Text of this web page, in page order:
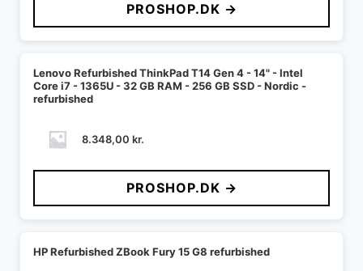
PROSHOP.DK →
Lenovo Refurbished ThinkPad T14 Gen 4 - 14" - Intel
Core i7 - 1365U - 32 GB RAM - 256 GB SSD - Nordic -
refurbished
8.348,00 kr.
PROSHOP.DK →
HP Refurbished ZBook Fury 15 G8 refurbished